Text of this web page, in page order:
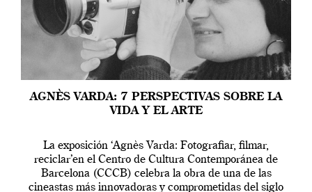
AGNÈS VARDA: 7 PERSPECTIVAS SOBRE LA
VIDA Y EL ARTE
La exposición ‘Agnès Varda: Fotografiar, filmar,
reciclar’en el Centro de Cultura Contemporánea de
Barcelona (CCCB) celebra la obra de una de las
cineastas más innovadoras y comprometidas del siglo